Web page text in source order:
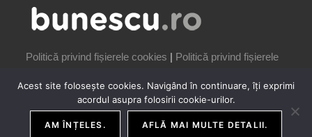
Politică privind fișierele cookies | Politică privind fișierele
Acest site folosește cookies. Navigând în continuare, îți exprimi
acordul asupra folosirii cookie-urilor.
AM ÎNȚELES. AFLĂ MAI MULTE DETALII.